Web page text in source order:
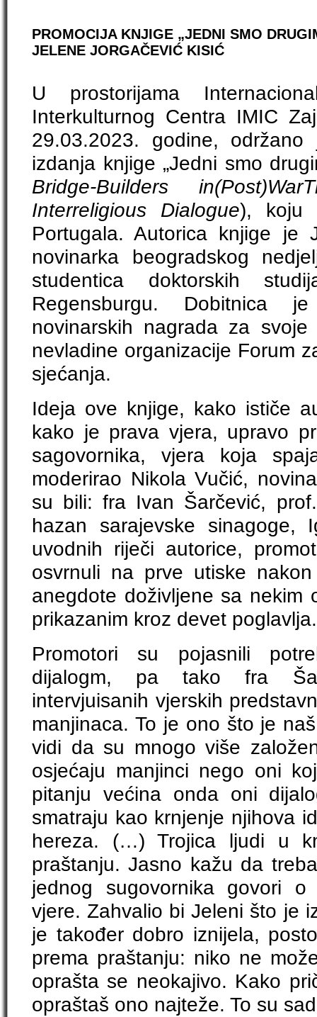
PROMOCIJA KNJIGE „JEDNI SMO
JELENE JORGAČEVIĆ KISIĆ
U prostorijama
Interkulturnog Centra IMIC
29.03.2023. godine,
izdanja knjige „Jedni smo
Bridge-Builders
Interreligious Dialogue), koju
Portugala. Autorica knjige je
novinarka beogradskog
studentica doktorskih
Regensburgu. Dobitnica
novinarskih nagrada za
nevladine organizacije Forum
sjećanja.
Ideja ove knjige, kako ističe
kako je prava vjera, upravo
sagovornika, vjera koja
moderirao Nikola Vučić,
su bili: fra Ivan Šarčević,
hazan sarajevske sinagoge,
uvodnih riječi autorice,
osvrnuli na prve utiske
anegdote doživljene sa nekim
prikazanim kroz devet poglavlja.
Promotori su pojasnili
dijalogm, pa tako fra
intervjuisanih vjerskih
manjinaca. To je ono što je
vidi da su mnogo više
osjećaju manjinci nego oni
pitanju većina onda oni
smatraju kao krnjenje njihova
hereza. (…) Trojica ljudi u
praštanju. Jasno kažu da
jednog sugovornika govori
vjere. Zahvalio bi Jeleni što je
je također dobro iznijela,
prema praštanju: niko ne
oprašta se neokajivo. Kako
opraštaš ono najteže. To su